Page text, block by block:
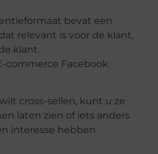
bevat een
relevant is voor de klant,
klant.
commerce Facebook
cross-sellen, kunt u ze
laten zien of iets anders
interesse hebben